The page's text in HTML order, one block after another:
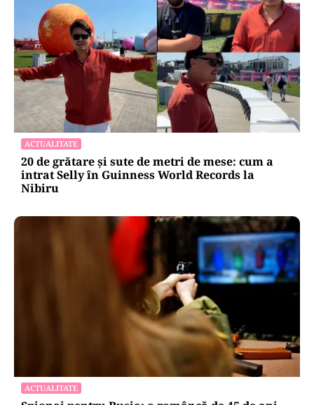
ACTUALITATE
20 de grătare și sute de metri de mese: cum a
intrat Selly în Guinness World Records la
Nibiru
ACTUALITATE